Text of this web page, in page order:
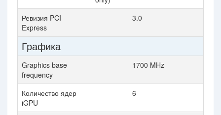
Ревизия PCI
Express
3.0
Графика
Graphics base
frequency
1700 MHz
Количество ядер
iGPU
6